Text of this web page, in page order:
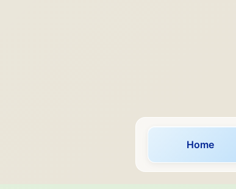
Home